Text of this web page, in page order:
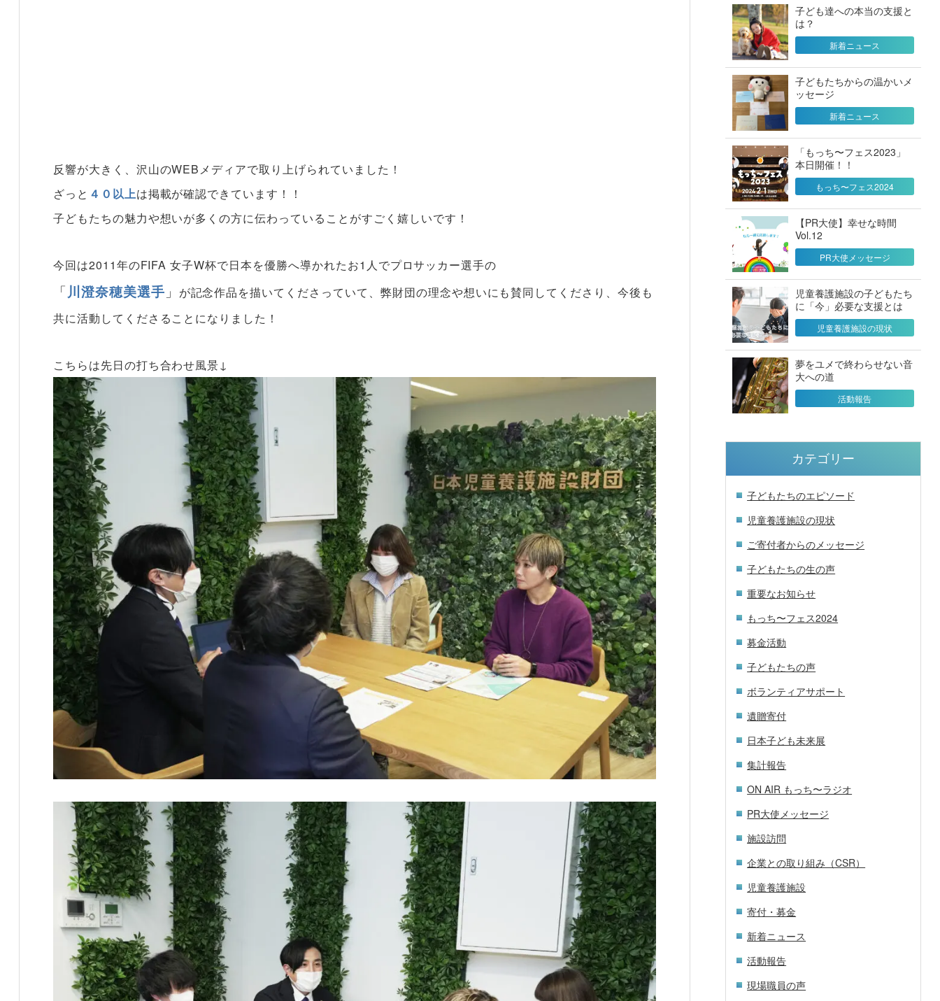
反響が大きく、沢山のWEBメディアで取り上げられていました！
ざっと ４０以上は掲載が確認できています！！
子どもたちの魅力や想いが多くの方に伝わっていることがすごく嬉しいです！
今回は2011年のFIFA 女子W杯で日本を優勝へ導かれたお1人でプロサッカー選手の
「川澄奈穂美選手 」 が記念作品を描いてくださっていて、弊財団の理念や想いにも賛同してくださり、今後も
共に活動してくださることになりました！
こちらは先日の打ち合わせ風景↓
子ども達への本当の支援と
は？
新着ニュース
子どもたちからの温かいメ
ッセージ
新着ニュース
「もっち〜フェス2023」
本日開催！！
もっち〜フェス2024
【PR大使】幸せな時間
Vol.12
PR大使メッセージ
児童養護施設の子どもたち
に「今」必要な支援とは
児童養護施設の現状
夢をユメで終わらせない音
大への道
活動報告
カテゴリー
子どもたちのエピソード
児童養護施設の現状
ご寄付者からのメッセージ
子どもたちの生の声
重要なお知らせ
もっち〜フェス2024
募金活動
子どもたちの声
ボランティアサポート
遺贈寄付
日本子ども未来展
集計報告
ON AIR もっち〜ラジオ
PR大使メッセージ
施設訪問
企業との取り組み（CSR）
児童養護施設
寄付・募金
新着ニュース
活動報告
現場職員の声